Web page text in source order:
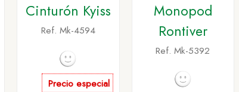
Cinturón Kyiss
Ref. Mk-4594
Precio especial
Monopod
Rontiver
Ref. Mk-5392